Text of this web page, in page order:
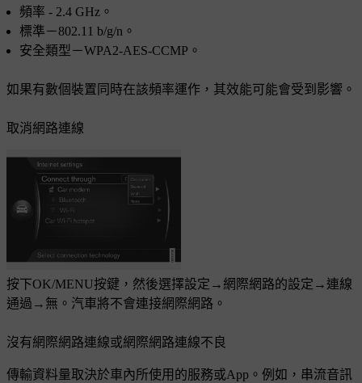
頻率 - 2.4 GHz 。
標準－802.11 b/g/n 。
安全類型－WPA2-AES-CCMP 。
如果有數個裝置同時在該頻率運作，其效能可能會受到影響。
取消網路連線
按下OK/MENU按鍵，然後選擇設定 → 網際網路的設定 →連線
通過 → 無 。汽車將不會連接網際網路。
沒有網際網路連線或網際網路連線不良
傳輸資料量取決於車內所使用的服務或App。例如，串流音訊